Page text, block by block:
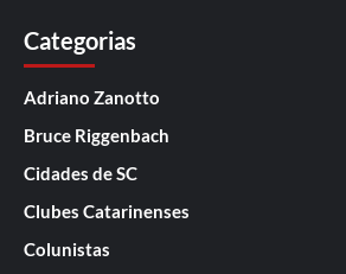
Categorias
Adriano Zanotto
Bruce Riggenbach
Cidades de SC
Clubes Catarinenses
Colunistas